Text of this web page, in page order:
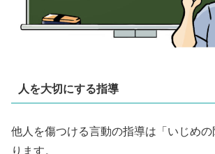
人を大切にする指導
他人を傷つける言動の指導は「いじめ
ります。